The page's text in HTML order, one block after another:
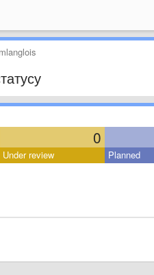
mlanglois
0
Under review Planned